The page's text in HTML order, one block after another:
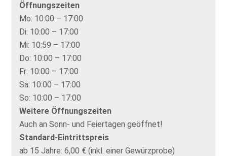
Öffnungszeiten
Mo: 10:00 – 17:00
Di: 10:00 – 17:00
Mi: 10:59 – 17:00
Do: 10:00 – 17:00
Fr: 10:00 – 17:00
Sa: 10:00 – 17:00
So: 10:00 – 17:00
Weitere Öffnungszeiten
Auch an Sonn- und Feiertagen geöffnet!
Standard-Eintrittspreis
ab 15 Jahre: 6,00 € (inkl. einer Gewürzprobe)